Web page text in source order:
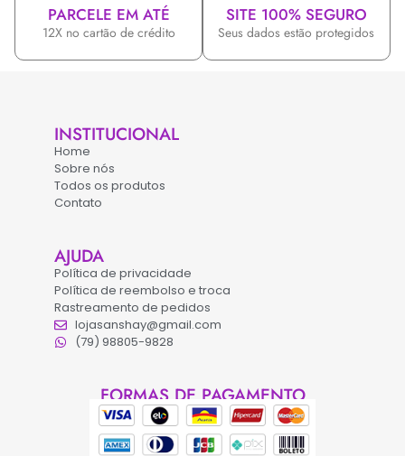
PARCELE EM ATÉ
12X no cartão de crédito
SITE 100% SEGURO
Seus dados estão protegidos
INSTITUCIONAL
Home
Sobre nós
Todos os produtos
Contato
AJUDA
Política de privacidade
Política de reembolso e troca
Rastreamento de pedidos
lojasanshay@gmail.com
(79) 98805-9828
FORMAS DE PAGAMENTO